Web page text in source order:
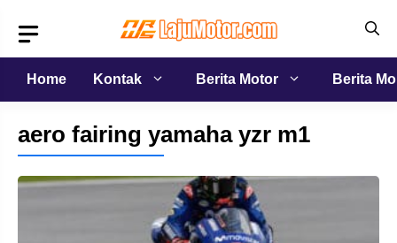
isi
Home
Kontak Berita Motor Berita
aero fairing yamaha yzr m1